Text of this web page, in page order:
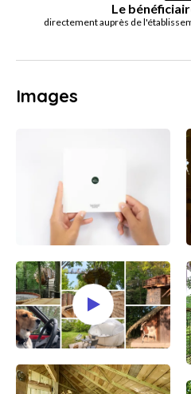
Le
directement auprès de
Images